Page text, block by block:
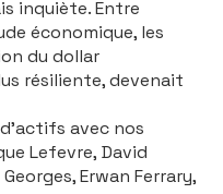
inquiète. Entre
économique, les
du dollar
résiliente, devenait
avec nos
Lefevre, David
Erwan Ferrary,